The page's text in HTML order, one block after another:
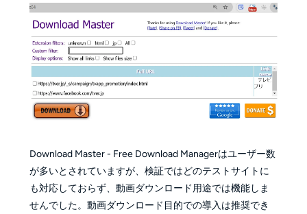
Download Master - Free Download Managerはユーザー数
が多いとされていますが、検証ではどのテストサイトに
も対応しておらず、動画ダウンロード用途では機能しま
せんでした。動画ダウンロード目的での導入は推奨でき